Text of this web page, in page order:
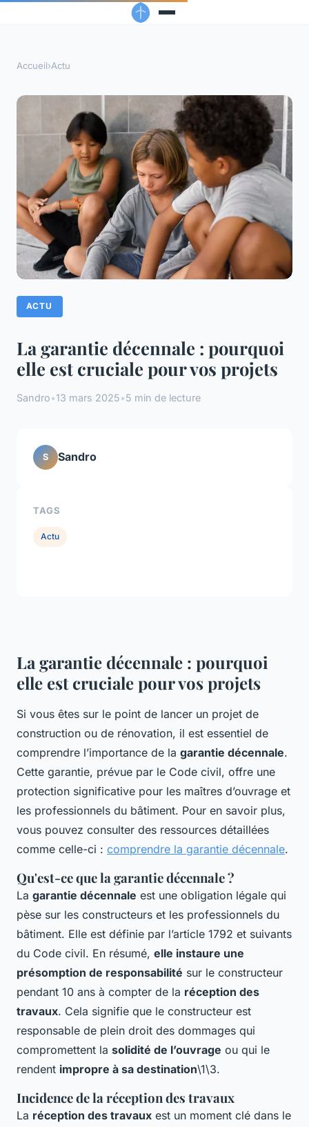
Accueil›Actu
ACTU
La garantie décennale : pourquoi
elle est cruciale pour vos projets
Sandro•13 mars 2025•5 min de lecture
La garantie décennale : pourquoi
elle est cruciale pour vos projets
Si vous êtes sur le point de lancer un projet de
construction ou de rénovation, il est essentiel de
comprendre l’importance de la garantie décennale.
Cette garantie, prévue par le Code civil, offre une
protection significative pour les maîtres d’ouvrage et
les professionnels du bâtiment. Pour en savoir plus,
vous pouvez consulter des ressources détaillées
comme celle-ci : comprendre la garantie décennale.
Qu'est-ce que la garantie décennale ?
La garantie décennale est une obligation légale qui
pèse sur les constructeurs et les professionnels du
bâtiment. Elle est définie par l’article 1792 et suivants
du Code civil. En résumé, elle instaure une
présomption de responsabilité sur le constructeur
pendant 10 ans à compter de la réception des
travaux. Cela signifie que le constructeur est
responsable de plein droit des dommages qui
compromettent la solidité de l’ouvrage ou qui le
rendent impropre à sa destination\1\3.
Incidence de la réception des travaux
La réception des travaux est un moment clé dans le
S Sandro
TAGS
Actu